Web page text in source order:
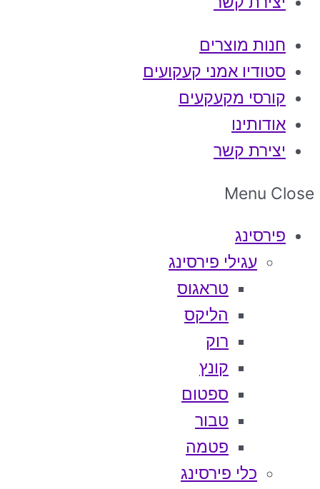
חנות מוצרים
סטודיו אמני קעקועים
קורסי מקעקעים
אודותינו
יצירת קשר
Menu Close
פירסינג
עגילי פירסינג
טראגוס
הליקס
רוק
קונץ
ספטום
טבור
פטמה
כלי פירסינג